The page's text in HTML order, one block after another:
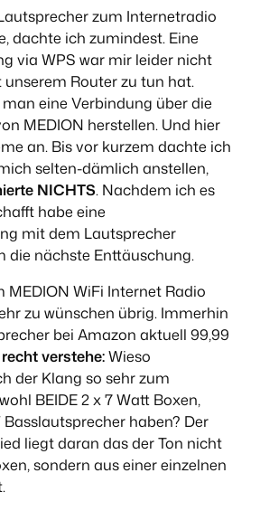
zum Internetradio
dachte ich zumindest. Eine
via WPS war mir leider nicht
Router zu tun hat.
eine Verbindung über die
MEDION herstellen. Und hier
an. Bis vor kurzem dachte ich
selten-dämlich anstellen,
NICHTS. Nachdem ich es
habe eine
mit dem Lautsprecher
die nächste Enttäuschung.
MEDION WiFi Internet Radio
zu wünschen übrig. Immerhin
bei Amazon aktuell 99,99
verstehe:Wieso
der Klang so sehr zum
BEIDE 2 x 7 Watt Boxen,
Basslautsprecher haben? Der
liegt daran das der Ton nicht
sondern aus einer einzelnen